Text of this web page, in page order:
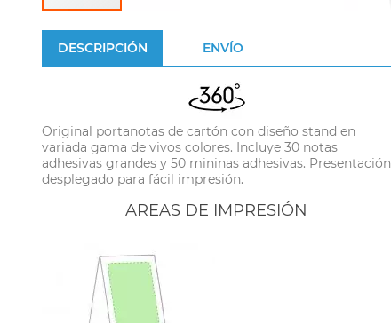
DESCRIPCIÓN
Original portanotas de cartón con diseño stand en
variada gama de vivos colores. Incluye 30 notas
adhesivas grandes y 50 mininas adhesivas. Presentación
desplegado para fácil impresión.
AREAS DE IMPRESIÓN
ENVÍO